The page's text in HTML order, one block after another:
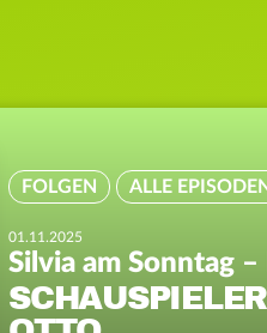
FOLGEN ALLE
01.11.2025
Silvia am Sonntag –